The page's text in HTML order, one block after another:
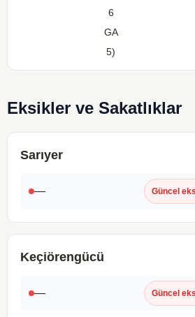
6
GA
5)
Eksikler ve Sakatlıklar
Sarıyer
— Güncel
Keçiörengücü
— Güncel